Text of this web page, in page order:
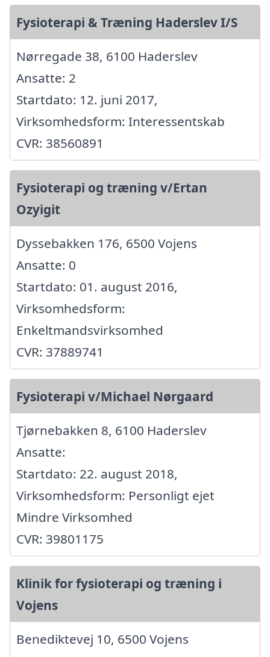
Fysioterapi & Træning Haderslev I/S
Nørregade 38, 6100 Haderslev
Ansatte: 2
Startdato: 12. juni 2017,
Virksomhedsform: Interessentskab
CVR: 38560891
Fysioterapi og træning v/Ertan
Ozyigit
Dyssebakken 176, 6500 Vojens
Ansatte: 0
Startdato: 01. august 2016,
Virksomhedsform:
Enkeltmandsvirksomhed
CVR: 37889741
Fysioterapi v/Michael Nørgaard
Tjørnebakken 8, 6100 Haderslev
Ansatte:
Startdato: 22. august 2018,
Virksomhedsform: Personligt ejet
Mindre Virksomhed
CVR: 39801175
Klinik for fysioterapi og træning i
Vojens
Benediktevej 10, 6500 Vojens